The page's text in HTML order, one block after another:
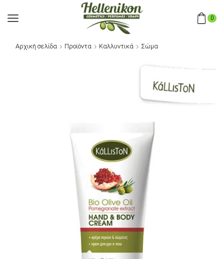
0
Αρχική σελίδα Προϊόντα Καλλυντικά Σώμα